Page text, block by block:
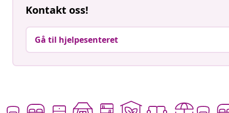
Kontakt oss!
Gå til hjelpesenteret